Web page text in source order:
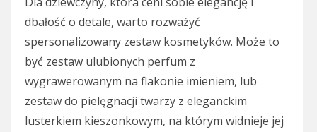
dbałość o detale, warto rozważyć
spersonalizowany zestaw kosmetyków. Może to
być zestaw ulubionych perfum z
wygrawerowanym na flakonie imieniem, lub
zestaw do pielęgnacji twarzy z eleganckim
lusterkiem kieszonkowym, na którym widnieje jej